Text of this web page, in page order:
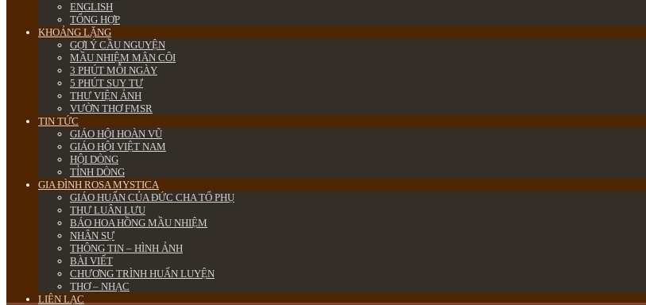
ENGLISH
TỔNG HỢP
KHOẢNG LẶNG
GỢI Ý CẦU NGUYỆN
MẦU NHIỆM MÂN CÔI
3 PHÚT MỖI NGÀY
5 PHÚT SUY TƯ
THƯ VIỆN ẢNH
VƯỜN THƠ FMSR
TIN TỨC
GIÁO HỘI HOÀN VŨ
GIÁO HỘI VIỆT NAM
HỘI DÒNG
TỈNH DÒNG
GIA ĐÌNH ROSA MYSTICA
GIÁO HUẤN CỦA ĐỨC CHA TỔ PHỤ
THƯ LUÂN LƯU
BÁO HOA HỒNG MẦU NHIỆM
NHÂN SỰ
THÔNG TIN – HÌNH ẢNH
BÀI VIẾT
CHƯƠNG TRÌNH HUẤN LUYỆN
THƠ – NHẠC
LIÊN LẠC